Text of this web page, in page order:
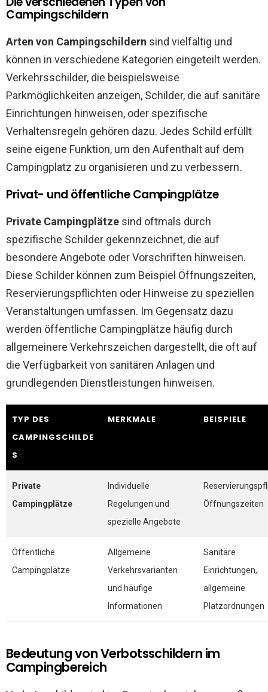
Campingschildern
Arten von Campingschildern sind vielfältig und
können in verschiedene Kategorien eingeteilt werden.
Verkehrsschilder, die beispielsweise
Parkmöglichkeiten anzeigen, Schilder, die auf sanitäre
Einrichtungen hinweisen, oder spezifische
Verhaltensregeln gehören dazu. Jedes Schild erfüllt
seine eigene Funktion, um den Aufenthalt auf dem
Campingplatz zu organisieren und zu verbessern.
Privat- und öffentliche Campingplätze
Private Campingplätze sind oftmals durch
spezifische Schilder gekennzeichnet, die auf
besondere Angebote oder Vorschriften hinweisen.
Diese Schilder können zum Beispiel Öffnungszeiten,
Reservierungspflichten oder Hinweise zu speziellen
Veranstaltungen umfassen. Im Gegensatz dazu
werden öffentliche Campingplätze häufig durch
allgemeinere Verkehrszeichen dargestellt, die oft auf
die Verfügbarkeit von sanitären Anlagen und
grundlegenden Dienstleistungen hinweisen.
TYP DES
CAMPINGSCHILDE
S
MERKMALE BEISPIELE
Private
Campingplätze
Individuelle
Regelungen und
spezielle Angebote
Öffnungszeiten
Öffentliche
Campingplätze
Allgemeine
Verkehrsvarianten
und häufige
Informationen
Sanitäre
Einrichtungen,
allgemeine
Platzordnungen
Bedeutung von Verbotsschildern im
Campingbereich